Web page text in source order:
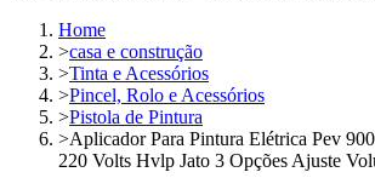
Home
>casa e construção
>Tinta e Acessórios
>Pincel, Rolo e Acessórios
>Pistola de Pintura
>Aplicador Para Pintura Elétrica Pev
220 Volts Hvlp Jato 3 Opções Ajuste